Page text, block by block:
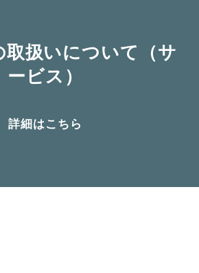
取扱いについて（サ
ービス）
詳細はこちら